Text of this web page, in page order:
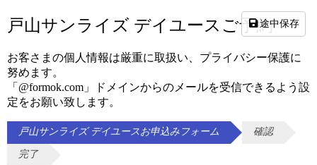
戸山サンライズ デイユースご予約
お客さまの個人情報は厳重に取扱い、プライバシー保護に
努めます。
「@formok.com」ドメインからのメールを受信できるよう設
定をお願い致します。
戸山サンライズ デイユースお申込みフォーム 確認
完了
途中保存